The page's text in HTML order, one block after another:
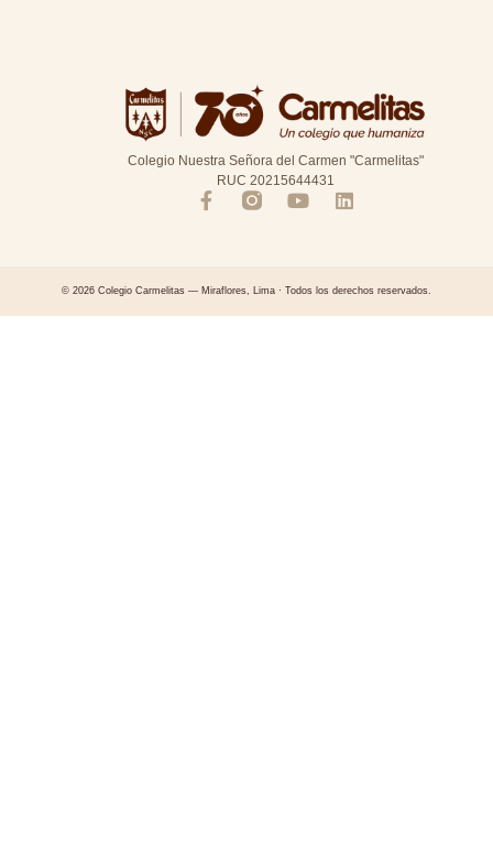
Colegio Nuestra Señora del Carmen "Carmelitas"
RUC 20215644431
© 2026 Colegio Carmelitas — Miraflores, Lima · Todos los derechos reservados.